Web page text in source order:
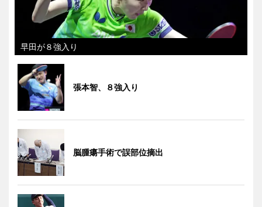
早田が８強入り
張本智、８強入り
脳腫瘍手術で誤部位摘出